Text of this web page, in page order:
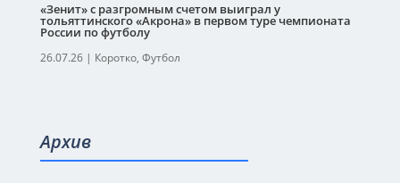
«Зенит» с разгромным счетом выиграл у
тольяттинского «Акрона» в первом туре чемпионата
России по футболу
26.07.26| Коротко, Футбол
Архив